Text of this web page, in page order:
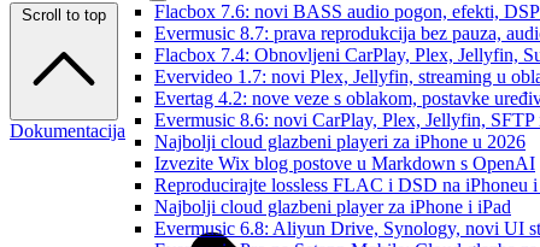
Flacbox 7.6: novi BASS audio pogon, efekti,
Evermusic 8.7: prava reprodukcija bez pauza,
Flacbox 7.4: Obnovljeni CarPlay, Plex, Jellyfin,
Evervideo 1.7: novi Plex, Jellyfin, streaming u
Evertag 4.2: nove veze s oblakom, postavke
Evermusic 8.6: novi CarPlay, Plex, Jellyfin,
Najbolji cloud glazbeni playeri za iPhone u 2026
Izvezite Wix blog postove u Markdown s OpenAI
Reproducirajte lossless FLAC i DSD na iPhoneu
Najbolji cloud glazbeni player za iPhone i iPad
Evermusic 6.8: Aliyun Drive, Synology, novi UI
Scroll to top
Dokumentacija